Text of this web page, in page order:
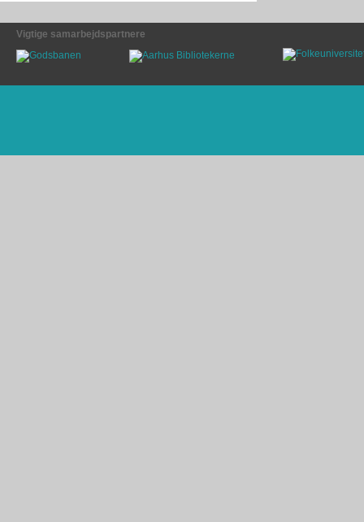
Vigtige samarbejdspartnere